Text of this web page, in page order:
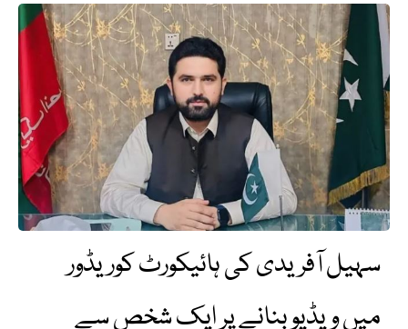
سہیل آفریدی کی ہائیکورٹ کوریڈور
میں ویڈیو بنانے پر ایک شخص سے